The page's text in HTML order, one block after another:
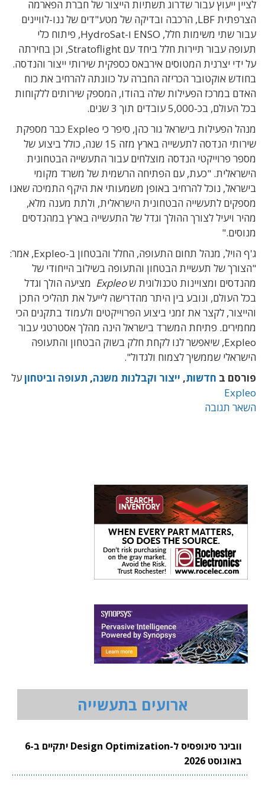
לציין ייעוץ עבור שדרוג תשתיות הייצור של חברת הפארמה
הצרפתית LBF, הרכבה ובדיקה של מטע"דים של ננו-לוויינים
עבור שתי משימות חלל, ENSO ו-HydroSat, פיתוח כלי
תעופה עבור תיירות חלל ביחד עם Stratoflight, וכן בחירתה
על ידי יצרנית המטוסים אירבאס כספקית שירותי ייצור והנדסה.
בחודש אוקטובר הכריזה החברה על כוונתה להרחיב את כוח
האדם במרכז הפעילות שלה בהודו, המספק שירותים ללקוחות
בכל העולם, בכ-5,000 עובדים תוך 3 שנים.
מנהל הפעילות בישראל גור כהן, סיפר כי
Expleo כבר מספקת
שירותי הנדסה לתעשייה בארץ מזה 15 שנה, כולל ביצוע של
מספר פרוייקטי הנדסה מוצלחים עבור התעשייה הבטחונית
הישראלית. "כעת, עם הפתיחה הרשמית של משרד מקומי
בישראל, נוכל להרחיב באופן משמעותי את היקף התמיכה שאנו
מספקים לתעשייה הבטחונית הישראלית, ולתת מענה מלא,
מהיר ויעיל לצורך ההולך וגדל של התעשייה בארץ במהנדסים
מנוסים."
ג'ף הויל, מנהל תחום התעופה, החלל והבטחון ב-Expleo, אמר:
"הצורך של תעשיית הבטחון והתעופה בשילוב הייחודי של
מהנדסים ומצויינות טכנולוגית שExpleo מציעה הולך וגדל
בכל העולם, ונובע בין היתר מהדרישה לייעל את תהליכי התכן
והייצור, לקצר את זמני ביצוע הפרוייקטים ולעמוד בתקנים הכי
מחמירים. פתיחת המשרד בישראל הינה מהלך אסטרטגי עבור
Expleo, שיאפשר לנו לקחת חלק בשוק הבטחון והתעופה
הישראלי שממשיך לצמוח ולגדול".
פורסם ב חדשות, ייצור וקבלנות משנה, תעופה וביטחוןעל
Expleo
השאר תגובה
ארועים בתעשייה
וובינר סינופסיס ל-Design Optimization יתקיים ב-6
באוגוסט 2026